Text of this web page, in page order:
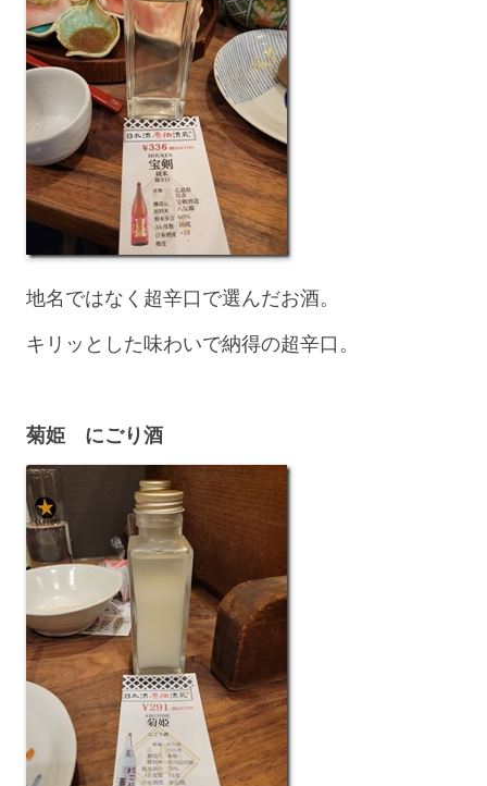
地名ではなく超辛口で選んだお酒。
キリッとした味わいで納得の超辛口。
菊姫 にごり酒